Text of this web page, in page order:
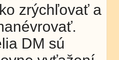
zrýchľovať a
DM sú